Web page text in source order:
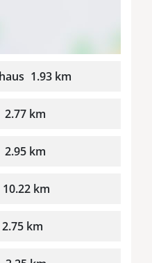
1.93 km
2.77 km
2.95 km
10.22 km
2.75 km